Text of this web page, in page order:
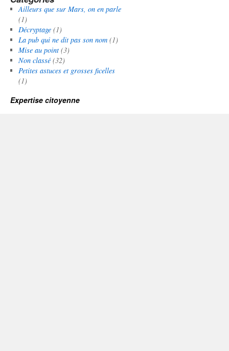
Ailleurs que sur Mars, on en parle
(1)
Décryptage(1)
La pub qui ne dit pas son nom(1)
Mise au point(3)
Non classé(32)
Petites astuces et grosses ficelles
(1)
Expertise citoyenne